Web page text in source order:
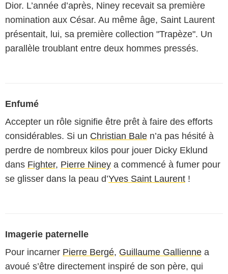
Dior. L’année d’après, Niney recevait sa première
nomination aux César. Au même âge, Saint Laurent
présentait, lui, sa première collection "Trapèze". Un
parallèle troublant entre deux hommes pressés.
Enfumé
Accepter un rôle signifie être prêt à faire des efforts
considérables. Si un Christian Bale n’a pas hésité à
perdre de nombreux kilos pour jouer Dicky Eklund
dans Fighter, Pierre Niney a commencé à fumer pour
se glisser dans la peau d’Yves Saint Laurent !
Imagerie paternelle
Pour incarner Pierre Bergé, Guillaume Gallienne a
avoué s’être directement inspiré de son père, qui